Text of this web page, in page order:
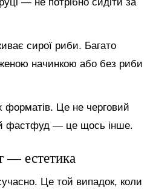
сирої риби. Багато
начинкою або без риби
форматів. Це не черговий
фастфуд — це щось інше.
— естетика
Це той випадок, коли